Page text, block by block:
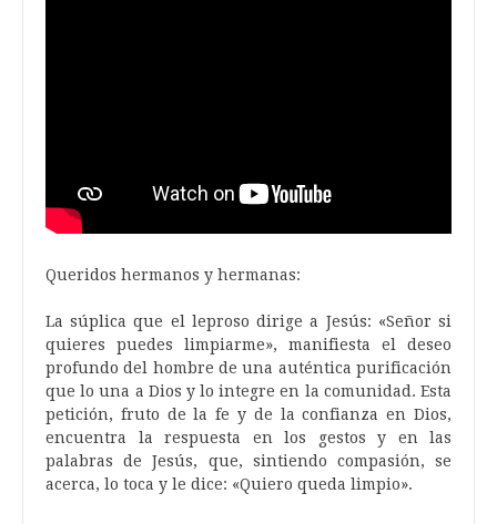
Queridos hermanos y hermanas:
La súplica que el leproso dirige a Jesús: «Señor si
quieres puedes limpiarme», manifiesta el deseo
profundo del hombre de una auténtica purificación
que lo una a Dios y lo integre en la comunidad. Esta
petición, fruto de la fe y de la confianza en Dios,
encuentra la respuesta en los gestos y en las
palabras de Jesús, que, sintiendo compasión, se
acerca, lo toca y le dice: «Quiero queda limpio».